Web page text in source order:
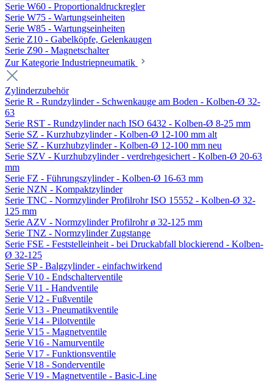
Serie W60 - Proportionaldruckregler
Serie W75 - Wartungseinheiten
Serie W85 - Wartungseinheiten
Serie Z10 - Gabelköpfe, Gelenkaugen
Serie Z90 - Magnetschalter
Zur Kategorie Industriepneumatik
Zylinderzubehör
Serie R - Rundzylinder - Schwenkauge am Boden - Kolben-Ø 32-
63
Serie RST - Rundzylinder nach ISO 6432 - Kolben-Ø 8-25 mm
Serie SZ - Kurzhubzylinder - Kolben-Ø 12-100 mm alt
Serie SZ - Kurzhubzylinder - Kolben-Ø 12-100 mm neu
Serie SZV - Kurzhubzylinder - verdrehgesichert - Kolben-Ø 20-63
mm
Serie FZ - Führungszylinder - Kolben-Ø 16-63 mm
Serie NZN - Kompaktzylinder
Serie TNC - Normzylinder Profilrohr ISO 15552 - Kolben-Ø 32-
125 mm
Serie AZV - Normzylinder Profilrohr ø 32-125 mm
Serie TNZ - Normzylinder Zugstange
Serie FSE - Feststelleinheit - bei Druckabfall blockierend - Kolben-
Ø 32-125
Serie SP - Balgzylinder - einfachwirkend
Serie V10 - Endschalterventile
Serie V11 - Handventile
Serie V12 - Fußventile
Serie V13 - Pneumatikventile
Serie V14 - Pilotventile
Serie V15 - Magnetventile
Serie V16 - Namurventile
Serie V17 - Funktionsventile
Serie V18 - Sonderventile
Serie V19 - Magnetventile - Basic-Line